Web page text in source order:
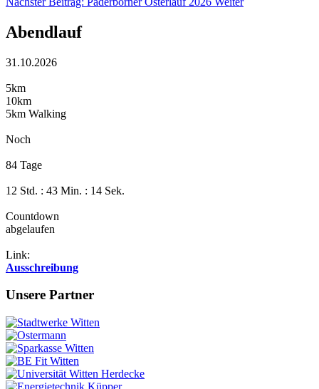
Abendlauf
31.10.2026
5km
10km
5km Walking
Noch
84 Tage
12 Std. : 43 Min. : 14 Sek.
Countdown
abgelaufen
Link:
Ausschreibung
Unsere Partner